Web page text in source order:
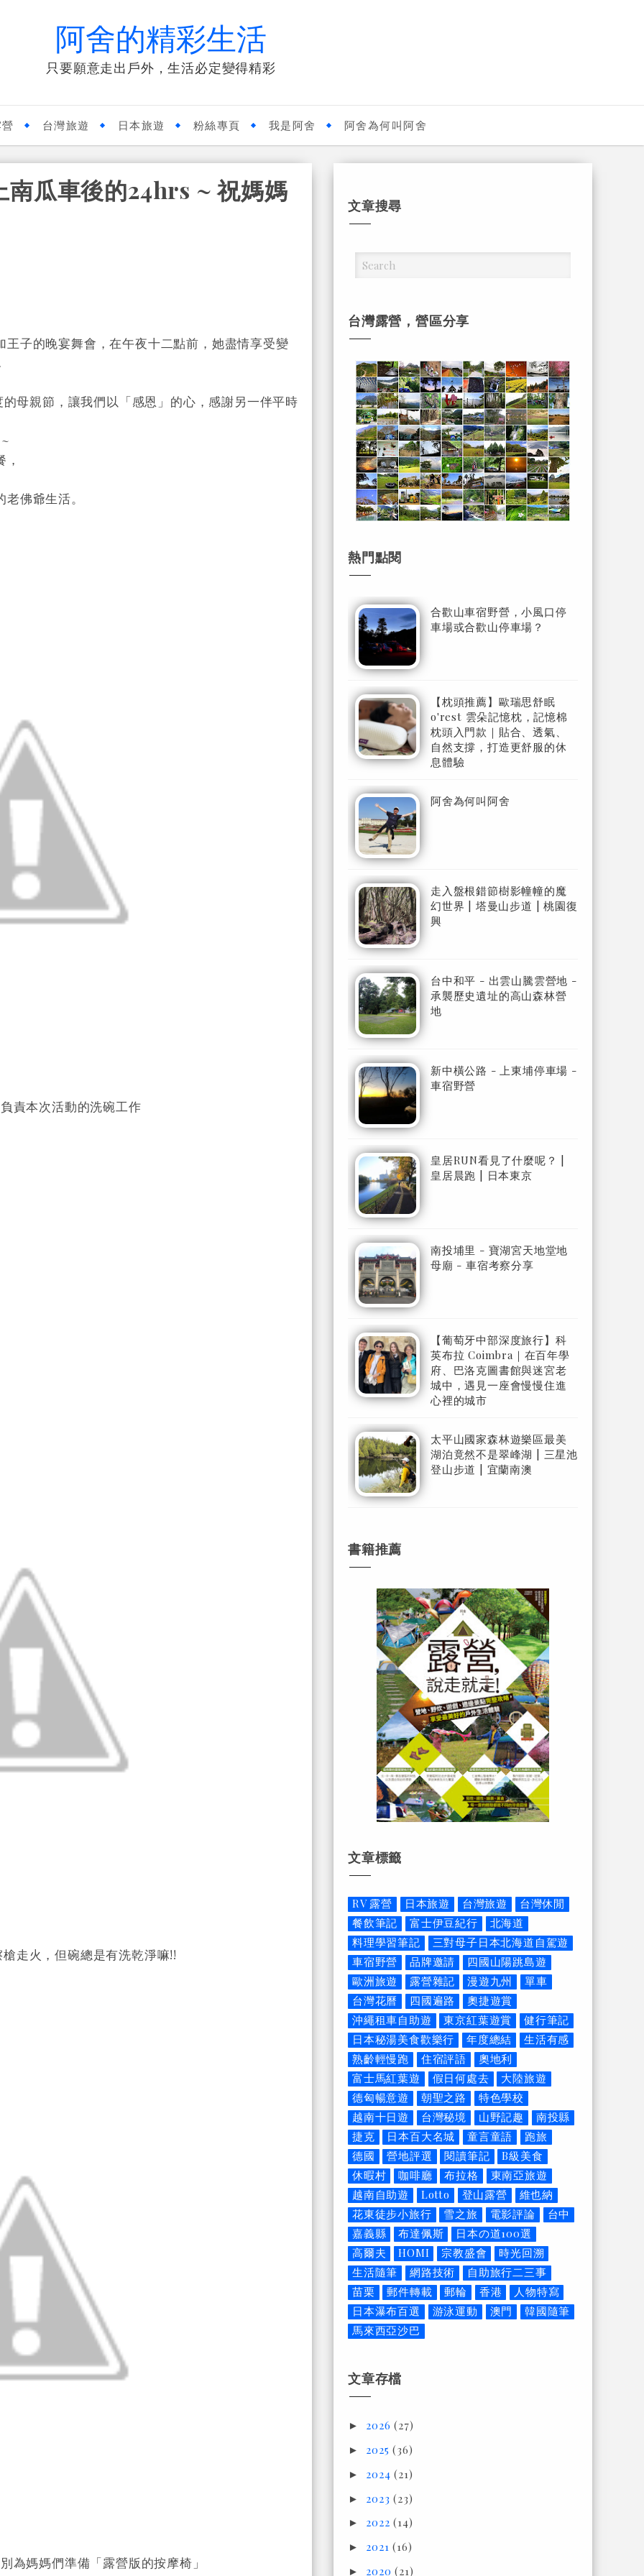
阿舍的精彩生活
只要願意走出戶外，生活必定變得精彩
台灣旅遊 日本旅遊 粉絲專頁 我是阿舍 阿舍為何叫阿舍
瓜車後的24hrs ~ 祝媽媽
子的晚宴舞會，在午夜十二點前，她盡情享受變
母親節，讓我們以「感恩」的心，感謝另一伴平時
佛爺生活。
責本次活動的洗碗工作
走火，但碗總是有洗乾淨嘛!!
為媽媽們準備「露營版的按摩椅」
文章搜尋
台灣露營，營區分享
熱門點閱
合歡山車宿野營，小風口停
車場或合歡山停車場？
【枕頭推薦】歐瑞思舒眠
o'rest 雲朵記憶枕，記憶棉
枕頭入門款｜貼合、透氣、
自然支撐，打造更舒服的休
息體驗
阿舍為何叫阿舍
走入盤根錯節樹影幢幢的魔
幻世界 | 塔曼山步道 | 桃園復
興
台中和平 - 出雲山騰雲營地 -
承襲歷史遺址的高山森林營
地
新中橫公路 - 上東埔停車場 -
車宿野營
皇居RUN看見了什麼呢？ |
皇居晨跑 | 日本東京
南投埔里 - 寶湖宮天地堂地
母廟 - 車宿考察分享
【葡萄牙中部深度旅行】科
英布拉 Coimbra｜在百年學
府、巴洛克圖書館與迷宮老
城中，遇見一座會慢慢住進
心裡的城市
太平山國家森林遊樂區最美
湖泊竟然不是翠峰湖 | 三星池
登山步道 | 宜蘭南澳
書籍推薦
文章標籤
RV 露營 日本旅遊 台灣旅遊
台灣休閒
餐飲筆記
富士伊豆紀行
北海道
料理學習筆記
三對母子日本北海道自駕遊
車宿野營
品牌邀請
四國山陽跳島遊
歐洲旅遊
露營雜記 漫遊九州
單車
台灣花曆
四國遍路
奧捷遊賞
沖繩租車自助遊
東京紅葉遊賞
健行筆記
日本秘湯美食歡樂行
年度總結
生活有感
熟齡輕慢跑
住宿評語
奧地利
富士馬紅葉遊
假日何處去
大陸旅遊
德匈暢意遊
朝聖之路
特色學校
越南十日遊
台灣秘境 山野記趣
南投縣
捷克
日本百大名城 童言童語
跑旅
德國
營地評選 閱讀筆記
B級美食
休暇村
咖啡廳 布拉格
東南亞旅遊
越南自助遊
Lotto 登山露營
維也納
花東徒步小旅行
雪之旅 電影評論
台中
嘉義縣
布達佩斯
日本の道100選
高爾夫
HOMI 宗教盛會
時光回溯
生活隨筆
網路技術
自助旅行二三事
苗栗
郵件轉載 郵輪 香港
人物特寫
日本瀑布百選
游泳運動 澳門
韓國隨筆
馬來西亞沙巴
文章存檔
► 2026(27)
► 2025(36)
► 2024(21)
► 2023(23)
► 2022(14)
► 2021(16)
► 2020(21)